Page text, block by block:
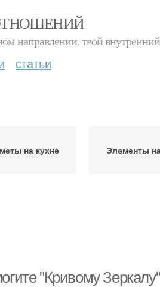
направлении. твой
статьи
на кухне Элементы
"Кривому